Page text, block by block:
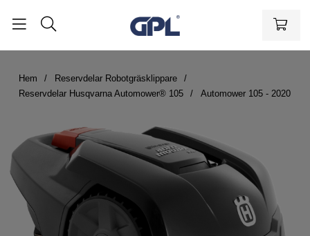
Hem
Reservdelar Robotgräsklippare
Reservdelar Husqvarna Automower® 105
Automower 105 - 2020